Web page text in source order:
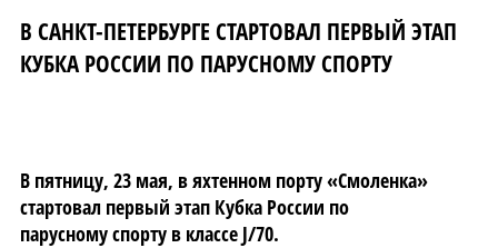
В САНКТ-ПЕТЕРБУРГЕ СТАРТОВАЛ ПЕРВЫЙ ЭТАП
КУБКА РОССИИ ПО ПАРУСНОМУ СПОРТУ
В пятницу, 23 мая, в яхтенном порту «Смоленка»
стартовал первый этап Кубка России по
парусному спорту в классе J/70.